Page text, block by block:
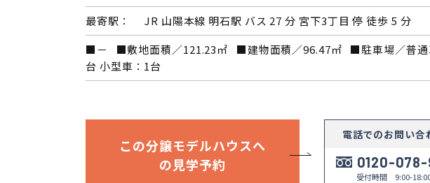
KATSUMIの標準仕様 和暮-なごみ-
素材とデザイン
断熱・気密性能と快適性
スタッフ紹介
最寄駅：
JR 山陽本線 明石駅 バス 27 分 宮下3丁目 停 徒歩 5 分
■－ ■敷地面積／121.23㎡ ■建物面積／96.47㎡ ■駐車場／普通
台 小型車：1台
この分譲モデルハウスへ
の見学予約
電話でのお問い合
0120-078-
受付時間 9:00-